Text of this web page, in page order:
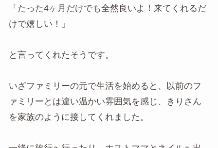
「たった4ヶ月だけでも全然良いよ！来てくれるだ
けで嬉しい！」
と言ってくれたそうです。
いざファミリーの元で生活を始めると、以前のフ
ァミリーとは違い温かい雰囲気を感じ、きりさん
を家族のように接してくれました。